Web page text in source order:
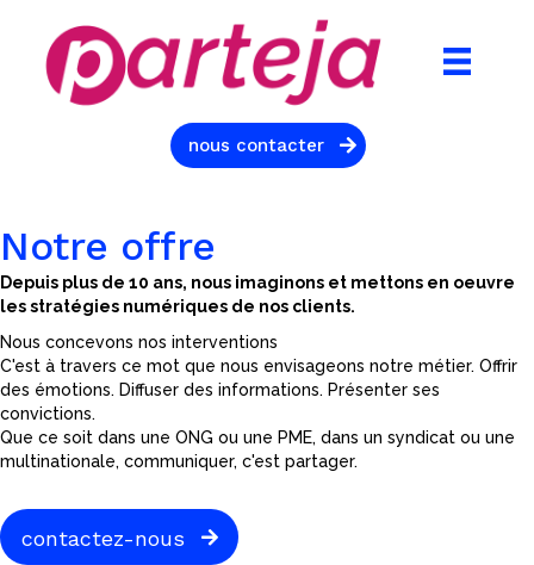
nous contacter
Notre offre
Depuis plus de 10 ans, nous imaginons et mettons en oeuvre
les stratégies numériques de nos clients.
Nous concevons nos interventions
C'est à travers ce mot que nous envisageons notre métier. Offrir
des émotions. Diffuser des informations. Présenter ses
convictions.
Que ce soit dans une ONG ou une PME, dans un syndicat ou une
multinationale, communiquer, c'est partager.
contactez-nous